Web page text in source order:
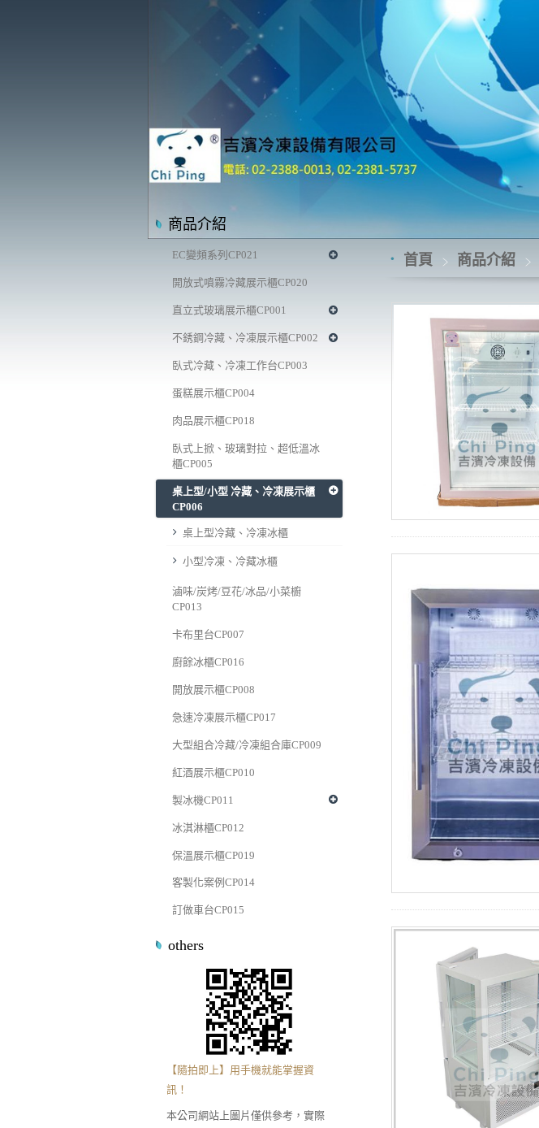
商品介紹
EC變頻系列CP021
開放式噴霧冷藏展示櫃CP020
直立式玻璃展示櫃CP001
不銹鋼冷藏、冷凍展示櫃CP002
臥式冷藏、冷凍工作台CP003
蛋糕展示櫃CP004
肉品展示櫃CP018
臥式上掀、玻璃對拉、超低溫冰
櫃CP005
桌上型/小型 冷藏、冷凍展示櫃
CP006
桌上型冷藏、冷凍冰櫃
小型冷凍、冷藏冰櫃
滷味/炭烤/豆花/冰品/小菜櫥
CP013
卡布里台CP007
廚餘冰櫃CP016
開放展示櫃CP008
急速冷凍展示櫃CP017
大型組合冷藏/冷凍組合庫CP009
紅酒展示櫃CP010
製冰機CP011
冰淇淋櫃CP012
保溫展示櫃CP019
客製化案例CP014
訂做車台CP015
others
【隨拍即上】用手機就能掌握資
訊！
本公司網站上圖片僅供參考，實際
首頁 商品介紹